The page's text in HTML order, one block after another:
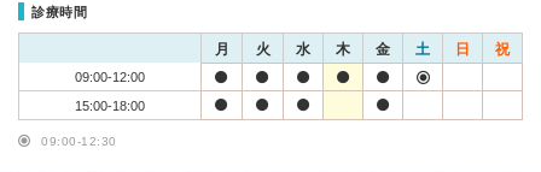
診療時間
月 火 水 木 金 土 日 祝
09:00-12:00
15:00-18:00
09:00-12:30